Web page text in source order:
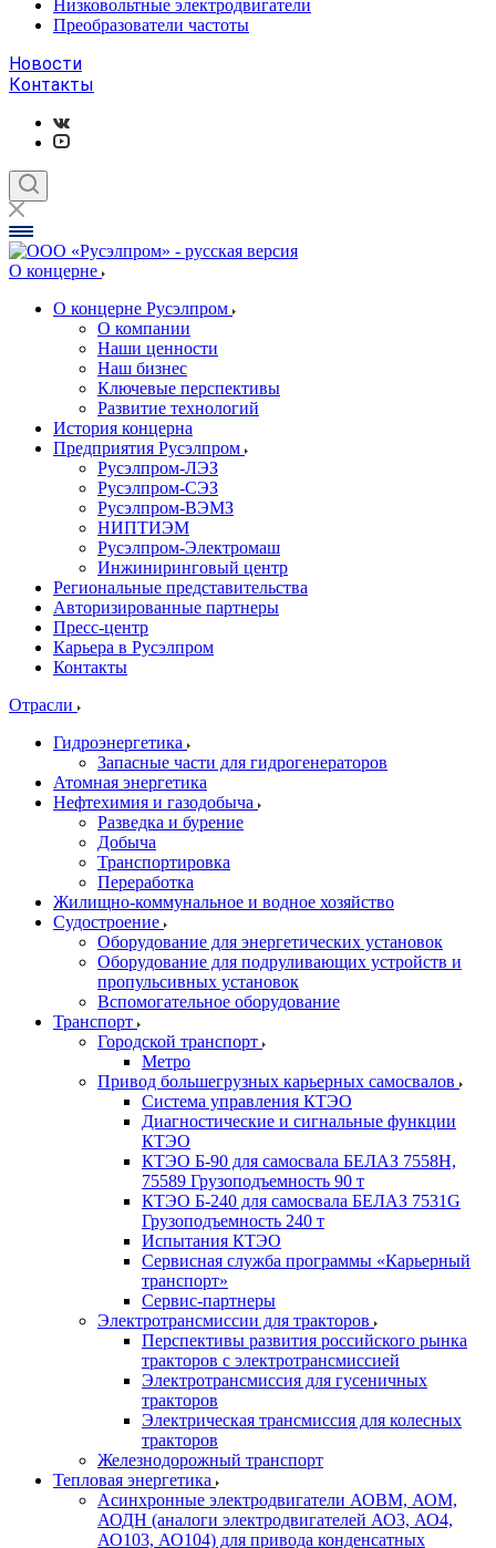
Низковольтные электродвигатели
Преобразователи частоты
Новости
Контакты
О концерне
О концерне Русэлпром
О компании
Наши ценности
Наш бизнес
Ключевые перспективы
Развитие технологий
История концерна
Предприятия Русэлпром
Русэлпром-ЛЭЗ
Русэлпром-СЭЗ
Русэлпром-ВЭМЗ
НИПТИЭМ
Русэлпром-Электромаш
Инжиниринговый центр
Региональные представительства
Авторизированные партнеры
Пресс-центр
Карьера в Русэлпром
Контакты
Отрасли
Гидроэнергетика
Запасные части для гидрогенераторов
Атомная энергетика
Нефтехимия и газодобыча
Разведка и бурение
Добыча
Транспортировка
Переработка
Жилищно-коммунальное и водное хозяйство
Судостроение
Оборудование для энергетических установок
Оборудование для подруливающих устройств и
пропульсивных установок
Вспомогательное оборудование
Транспорт
Городской транспорт
Метро
Привод большегрузных карьерных самосвалов
Система управления КТЭО
Диагностические и сигнальные функции
КТЭО
КТЭО Б-90 для самосвала БЕЛАЗ 7558H,
75589 Грузоподъемность 90 т
КТЭО Б-240 для самосвала БЕЛАЗ 7531G
Грузоподъемность 240 т
Испытания КТЭО
Сервисная служба программы «Карьерный
транспорт»
Сервис-партнеры
Электротрансмиссии для тракторов
Перспективы развития российского рынка
тракторов с электротрансмиссией
Электротрансмиссия для гусеничных
тракторов
Электрическая трансмиссия для колесных
тракторов
Железнодорожный транспорт
Тепловая энергетика
Асинхронные электродвигатели АОВМ, АОМ,
АОДН (аналоги электродвигателей АО3, АО4,
АО103, АО104) для привода конденсатных